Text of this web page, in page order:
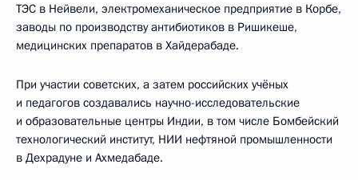
ТЭС в Нейвели, электромеханическое предприятие в Корбе,
заводы по производству антибиотиков в Ришикеше,
медицинских препаратов в Хайдерабаде.
При участии советских, а затем российских учёных
и педагогов создавались научно-исследовательские
и образовательные центры Индии, в том числе Бомбейский
технологический институт, НИИ нефтяной промышленности
в Дехрадуне и Ахмедабаде.